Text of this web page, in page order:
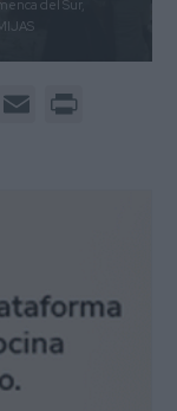
del Sur,
Message
Email